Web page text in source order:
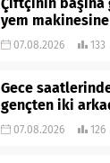
Çiftçinin
yem
07.08.2026 133
Gece
gençten iki
07.08.2026 126